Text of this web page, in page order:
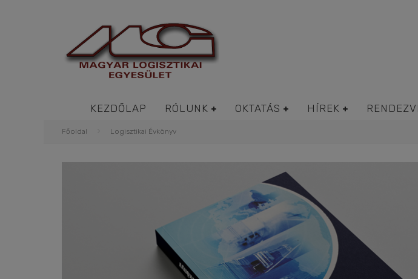
KEZDŐLAP RÓLUNK OKTATÁS HÍREK
Főoldal Logisztikai Évkönyv